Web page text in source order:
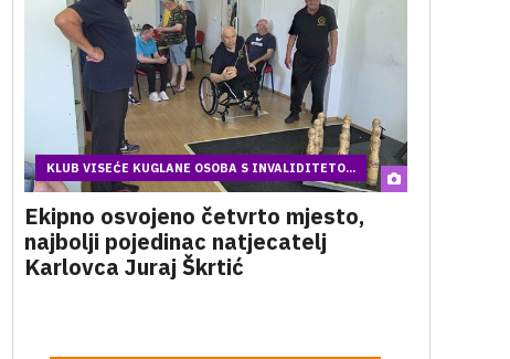
KLUB VISEĆE KUGLANE OSOBA S INVALIDITETO...
Ekipno osvojeno četvrto mjesto,
najbolji pojedinac natjecatelj
Karlovca Juraj Škrtić